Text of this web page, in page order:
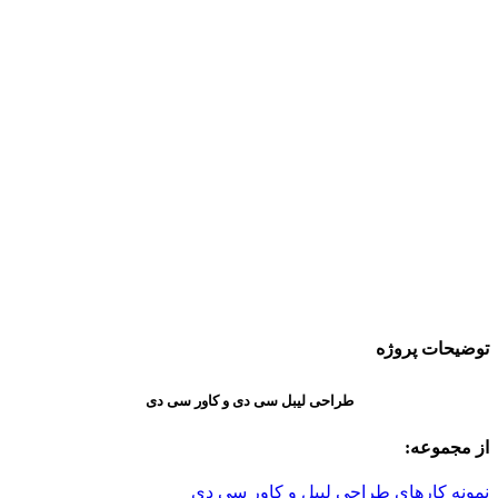
توضیحات پروژه
طراحی لیبل سی دی و کاور سی دی
از مجموعه:
نمونه کارهای طراحی لیبل و کاور سی دی